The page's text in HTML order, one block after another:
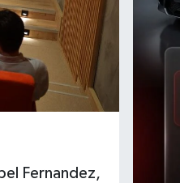
Fernandez,